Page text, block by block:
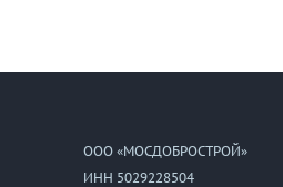
ООО «МОСДОБРОСТРОЙ»
ИНН 5029228504